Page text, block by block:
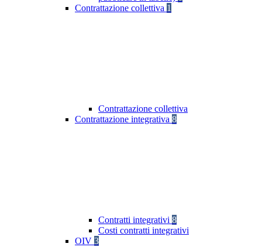
Contrattazione collettiva 1
Contrattazione collettiva
Contrattazione integrativa 8
Contratti integrativi 8
Costi contratti integrativi
OIV 3